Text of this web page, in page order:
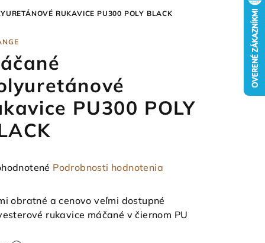
RUKAVICE PU300 POLY BLACK
PU300 POLY
Podrobnosti hodnotenia
obratné a cenovo veľmi dostupné
rukavice máčané v čiernom PU